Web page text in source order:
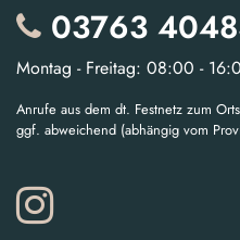
03763
Montag - Freitag: 08:00 -
Anrufe aus dem dt. Festnetz zum
ggf. abweichend (abhängig vom